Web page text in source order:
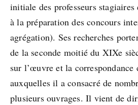
initiale des professeurs
à la préparation des concours
agrégation). Ses recherches
de la seconde moitié du XIXe
sur l’œuvre et la correspondance
auxquelles il a consacré de
plusieurs ouvrages. Il vient de